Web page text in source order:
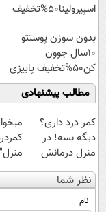
اسپیرولینا50%تخفیف
بدون سوزن پوستتو
10سال جوون
کن50%تخفیف پاییزی
مطالب پیشنهادی
کمر درد داری؟
دیگه بسه! در
منزل درمانش
کن
(◀پرسش‌نامه)
نظر شما
نام